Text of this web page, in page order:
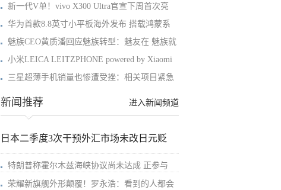
新一代V单！vivo X300 Ultra官宣下周首次亮
华为首款8.8英寸小平板海外发布 搭载鸿蒙系
魅族CEO黄质潘回应魅族转型：魅友在 魅族就
小米LEICA LEITZPHONE powered by Xiaomi
明三星超薄手机销量也惨遭受挫：相关项目紧急
进入新闻频道
新闻推荐
日本二季度3次干预外汇市场未改日元贬
特朗普称霍尔木兹海峡协议尚未达成 正参与
荣耀新旗舰外形颠覆！罗永浩：看到的人都会